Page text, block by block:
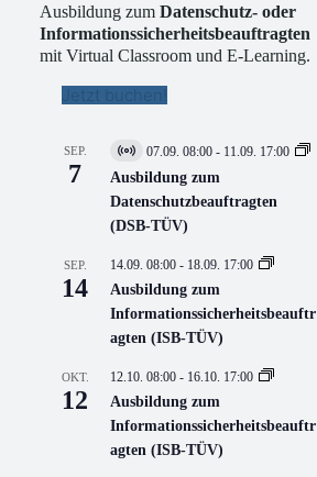
Ausbildung zumDatenschutz- oder
Informationssicherheitsbeauftragten
mit Virtual Classroom und E-Learning.
Jetzt buchen!
SEP.
7
V
i
t
u
l
V
e
r
n
s
t
a
t
07.09. 08:00 - 11.09. 17:00
Ausbildung zum
Datenschutzbeauftragten
(DSB-TÜV)
SEP.
14
14.09. 08:00 - 18.09. 17:00
Ausbildung zum
Informationssicherheitsbeauftr
agten (ISB-TÜV)
OKT.
12
12.10. 08:00 - 16.10. 17:00
Ausbildung zum
Informationssicherheitsbeauftr
agten (ISB-TÜV)